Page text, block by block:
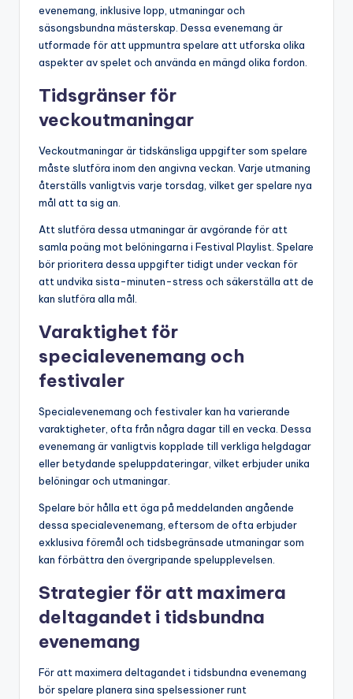
evenemang, inklusive lopp, utmaningar och
säsongsbundna mästerskap. Dessa evenemang är
utformade för att uppmuntra spelare att utforska olika
aspekter av spelet och använda en mängd olika fordon.
Tidsgränser för
veckoutmaningar
Veckoutmaningar är tidskänsliga uppgifter som spelare
måste slutföra inom den angivna veckan. Varje utmaning
återställs vanligtvis varje torsdag, vilket ger spelare nya
mål att ta sig an.
Att slutföra dessa utmaningar är avgörande för att
samla poäng mot belöningarna i Festival Playlist. Spelare
bör prioritera dessa uppgifter tidigt under veckan för
att undvika sista-minuten-stress och säkerställa att de
kan slutföra alla mål.
Varaktighet för
specialevenemang och
festivaler
Specialevenemang och festivaler kan ha varierande
varaktigheter, ofta från några dagar till en vecka. Dessa
evenemang är vanligtvis kopplade till verkliga helgdagar
eller betydande speluppdateringar, vilket erbjuder unika
belöningar och utmaningar.
Spelare bör hålla ett öga på meddelanden angående
dessa specialevenemang, eftersom de ofta erbjuder
exklusiva föremål och tidsbegränsade utmaningar som
kan förbättra den övergripande spelupplevelsen.
Strategier för att maximera
deltagandet i tidsbundna
evenemang
För att maximera deltagandet i tidsbundna evenemang
bör spelare planera sina spelsessioner runt